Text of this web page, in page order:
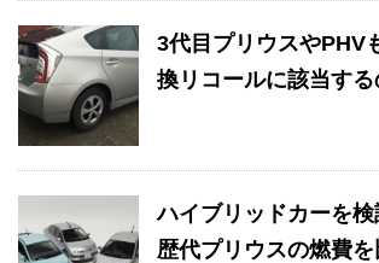
3代目プリウスやPHV
換リコールに該当する
ハイブリッドカーを検
歴代プリウスの燃費